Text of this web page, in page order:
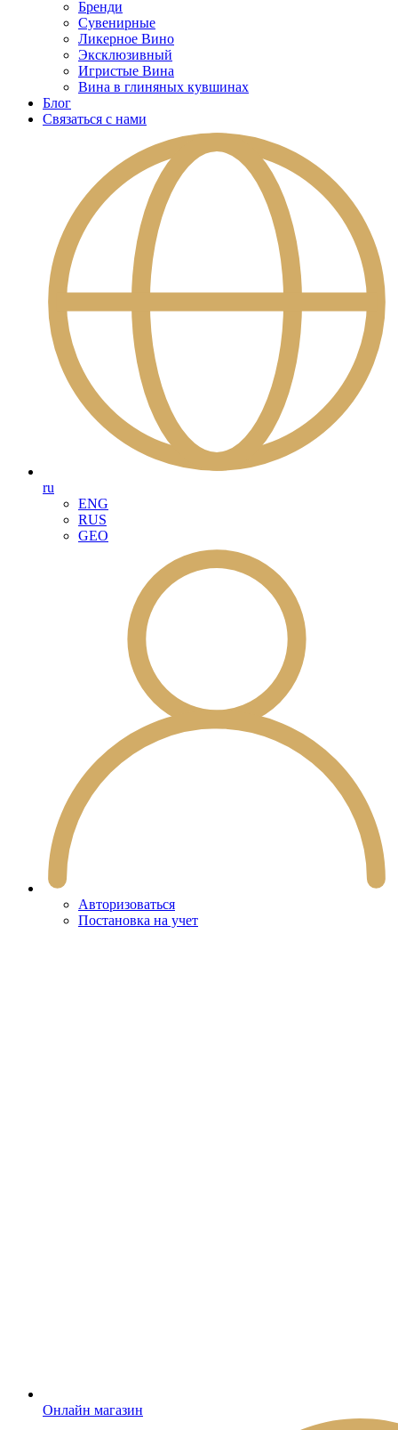
Бренди
Сувенирные
Ликерное Вино
Эксклюзивный
Игристые Вина
Вина в глиняных кувшинах
Блог
Связаться с нами
ru
ENG
RUS
GEO
Авторизоваться
Постановка на учет
Онлайн магазин